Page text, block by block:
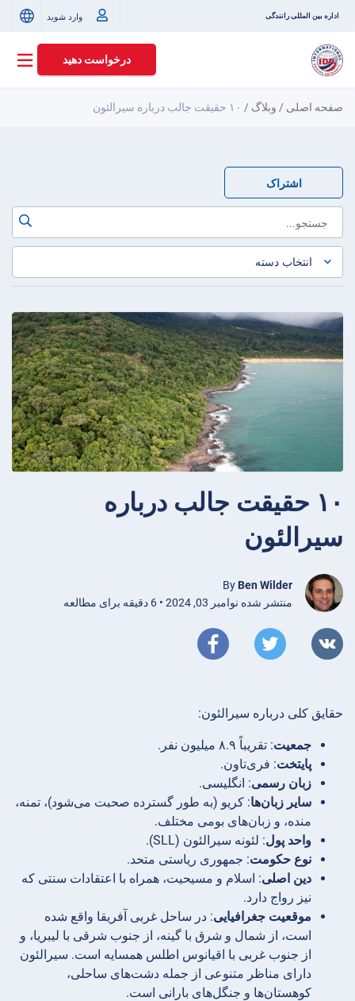
اداره بین المللی رانندگی وارد شوید
درخواست دهید
صفحه اصلی / وبلاگ / ۱۰ حقیقت جالب درباره سیرالئون
اشتراک
۱۰ حقیقت جالب درباره
سیرالئون
By Ben Wilder
منتشر شده نوامبر 03, 2024 • 6 دقیقه برای مطالعه
حقایق کلی درباره سیرالئون:
جمعیت: تقریباً ۸.۹ میلیون نفر.
پایتخت: فری‌تاون.
زبان رسمی: انگلیسی.
سایر زبان‌ها: کریو (به طور گسترده صحبت می‌شود)، تمنه،
منده، و زبان‌های بومی مختلف.
واحد پول: لئونه سیرالئون (SLL).
نوع حکومت: جمهوری ریاستی متحد.
دین اصلی: اسلام و مسیحیت، همراه با اعتقادات سنتی که
نیز رواج دارد.
موقعیت جغرافیایی: در ساحل غربی آفریقا واقع شده
است، از شمال و شرق با گینه، از جنوب شرقی با لیبریا، و
از جنوب غربی با اقیانوس اطلس همسایه است. سیرالئون
دارای مناظر متنوعی از جمله دشت‌های ساحلی،
کوهستان‌ها و جنگل‌های بارانی است.